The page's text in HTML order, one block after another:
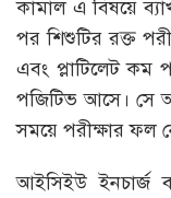
কামাল এ বিষয়ে
পর শিশুটির রক্ত
এবং প্লাটিলেট কম
পজিটিভ আসে। সে
সময়ে পরীক্ষার ফল
আইসিইউ ইনচার্জ